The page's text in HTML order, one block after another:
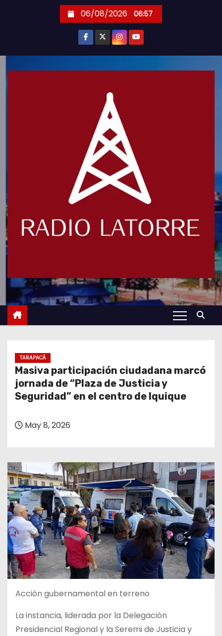
06/08/2026 06:57
TARAPACÁ
Masiva participación ciudadana marcó
jornada de “Plaza de Justicia y
Seguridad” en el centro de Iquique
May 8, 2026
Acción gubernamental en terreno
La instancia, liderada por la Delegación
Presidencial Regional y la Seremi de Justicia y